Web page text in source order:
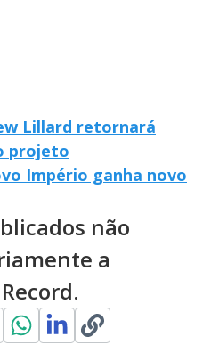
Lillard retornará
projeto
Império ganha novo
não
a